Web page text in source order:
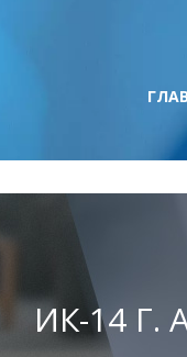
ИК-14 Г.